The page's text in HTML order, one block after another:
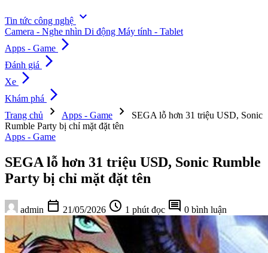
Tin tức công nghệ expand_more
Camera - Nghe nhìn Di động Máy tính - Tablet
Apps - Game arrow_forward_ios
Đánh giá arrow_forward_ios
Xe arrow_forward_ios
Khám phá arrow_forward_ios
Trang chủ chevron_right Apps - Game chevron_right
SEGA lỗ hơn 31 triệu USD, Sonic
Rumble Party bị chỉ mặt đặt tên
Apps - Game
SEGA lỗ hơn 31 triệu USD, Sonic Rumble
Party bị chỉ mặt đặt tên
admin calendar_today 21/05/2026 schedule 1 phút đọc comment 0 bình luận